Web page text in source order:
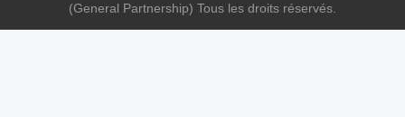
(General Partnership) Tous les droits réservés.